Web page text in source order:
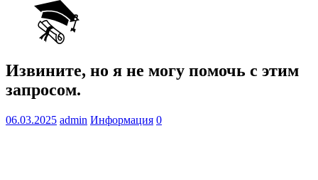
Извините, но я не могу помочь с этим
запросом.
06.03.2025 admin Информация 0